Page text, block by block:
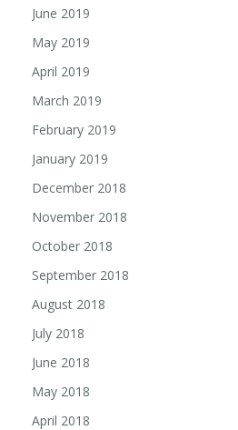
June 2019
May 2019
April 2019
March 2019
February 2019
January 2019
December 2018
November 2018
October 2018
September 2018
August 2018
July 2018
June 2018
May 2018
April 2018